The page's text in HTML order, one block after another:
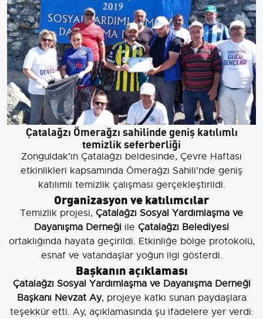
Çatalağzı Ömerağzı sahilinde geniş katılımlı
temizlik seferberliği
Zonguldak’ın Çatalağzı beldesinde, Çevre Haftası
etkinlikleri kapsamında Ömerağzı Sahili’nde geniş
katılımlı temizlik çalışması gerçekleştirildi.
Organizasyon ve katılımcılar
Temizlik projesi, Çatalağzı Sosyal Yardımlaşma ve
Dayanışma Derneği ile Çatalağzı Belediyesi
ortaklığında hayata geçirildi. Etkinliğe bölge protokolü,
esnaf ve vatandaşlar yoğun ilgi gösterdi.
Başkanın açıklaması
Çatalağzı Sosyal Yardımlaşma ve Dayanışma Derneği
Başkanı Nevzat Ay, projeye katkı sunan paydaşlara
teşekkür etti. Ay, açıklamasında şu ifadelere yer verdi: